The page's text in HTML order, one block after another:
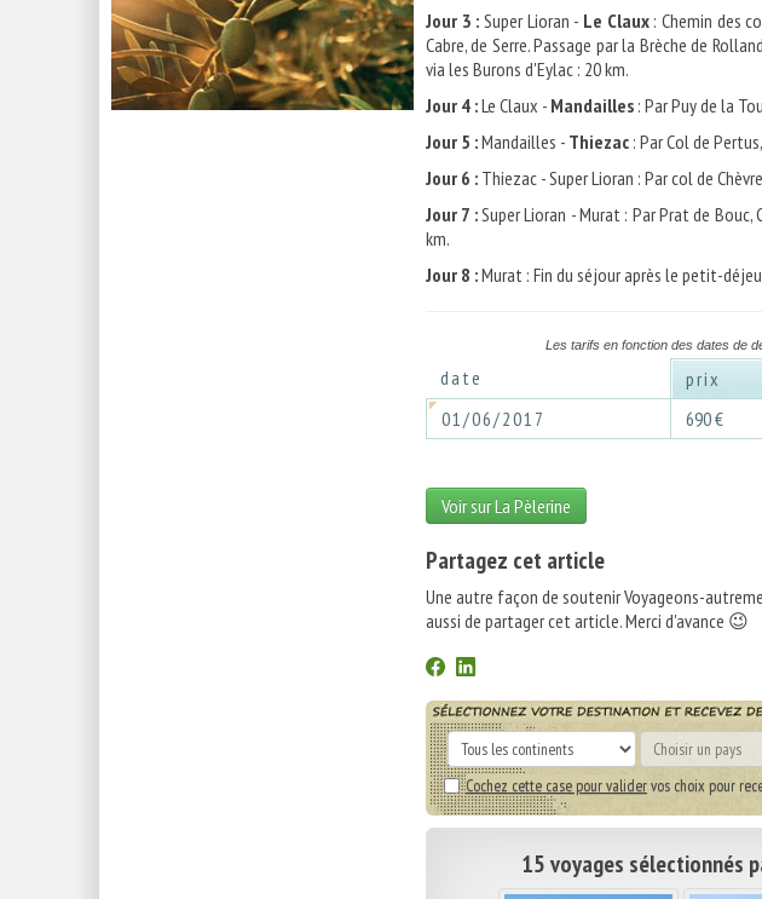
Jour 3 : Super Lioran - Le Claux: Chemin des
Cabre, de Serre. Passage par la Brèche de
via les Burons d'Eylac : 20 km.
Jour 4 :Le Claux - Mandailles : Par Puy de la
Jour 5 :Mandailles - Thiezac : Par Col de
Jour 6 : Thiezac - Super Lioran : Par col de
Jour 7 :Super Lioran - Murat : Par Prat de
km.
Jour 8 :Murat : Fin du séjour après le petit-
Les tarifs en fonction des dates de
date
prix
01/06/2017
690 €
Voir sur La Pèlerine
Partagez cet article
Une autre façon de soutenir Voyageons-
aussi de partager cet article. Merci d'avance 😉
Cochez cette case pour validervos choix pour
15 voyages sélectionnés